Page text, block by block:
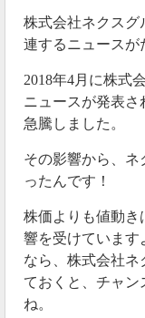
株式会社ネクスグ
連するニュースが
2018年4月に株式
ニュースが発表さ
急騰しました。
その影響から、ネ
ったんです！
株価よりも値動き
響を受けています
なら、株式会社ネ
ておくと、チャン
ね。